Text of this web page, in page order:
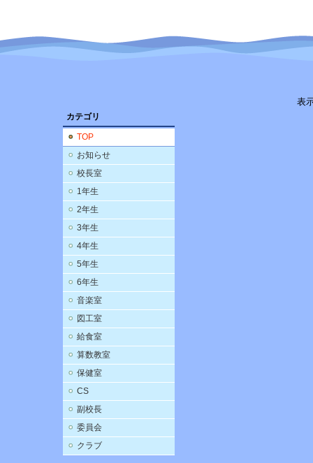
カテゴリ
TOP
お知らせ
校長室
1年生
2年生
3年生
4年生
5年生
6年生
音楽室
図工室
給食室
算数教室
保健室
CS
副校長
委員会
クラブ
表